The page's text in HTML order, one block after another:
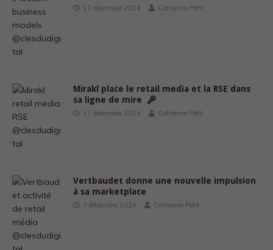
17 décembre 2024 Catherine Petit
Mirakl place le retail media et la RSE dans
sa ligne de mire
17 décembre 2024 Catherine Petit
Vertbaudet donne une nouvelle impulsion
à sa marketplace
3 décembre 2024 Catherine Petit